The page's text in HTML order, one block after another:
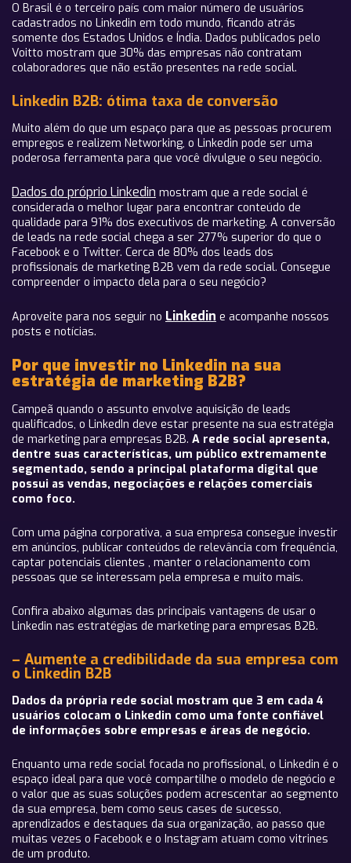
O Brasil é o terceiro país com maior número de usuários
cadastrados no Linkedin em todo mundo, ficando atrás
somente dos Estados Unidos e Índia. Dados publicados pelo
Voitto mostram que 30% das empresas não contratam
colaboradores que não estão presentes na rede social.
Linkedin B2B: ótima taxa de conversão
Muito além do que um espaço para que as pessoas procurem
empregos e realizem Networking, o Linkedin pode ser uma
poderosa ferramenta para que você divulgue o seu negócio.
Dados do próprio Linkedin mostram que a rede social é
considerada o melhor lugar para encontrar conteúdo de
qualidade para 91% dos executivos de marketing. A conversão
de leads na rede social chega a ser 277% superior do que o
Facebook e o Twitter. Cerca de 80% dos leads dos
profissionais de marketing B2B vem da rede social. Consegue
compreender o impacto dela para o seu negócio?
Aproveite para nos seguir no Linkedin e acompanhe nossos
posts e notícias.
Por que investir no Linkedin na sua
estratégia de marketing B2B?
Campeã quando o assunto envolve aquisição de leads
qualificados, o LinkedIn deve estar presente na sua estratégia
de marketing para empresas B2B. A rede social apresenta,
dentre suas características, um público extremamente
segmentado, sendo a principal plataforma digital que
possui as vendas, negociações e relações comerciais
como foco.
Com uma página corporativa, a sua empresa consegue investir
em anúncios, publicar conteúdos de relevância com frequência,
captar potenciais clientes , manter o relacionamento com
pessoas que se interessam pela empresa e muito mais.
Confira abaixo algumas das principais vantagens de usar o
Linkedin nas estratégias de marketing para empresas B2B.
– Aumente a credibilidade da sua empresa com
o Linkedin B2B
Dados da própria rede social mostram que 3 em cada 4
usuários colocam o Linkedin como uma fonte confiável
de informações sobre empresas e áreas de negócio.
Enquanto uma rede social focada no profissional, o Linkedin é o
espaço ideal para que você compartilhe o modelo de negócio e
o valor que as suas soluções podem acrescentar ao segmento
da sua empresa, bem como seus cases de sucesso,
aprendizados e destaques da sua organização, ao passo que
muitas vezes o Facebook e o Instagram atuam como vitrines
de um produto.